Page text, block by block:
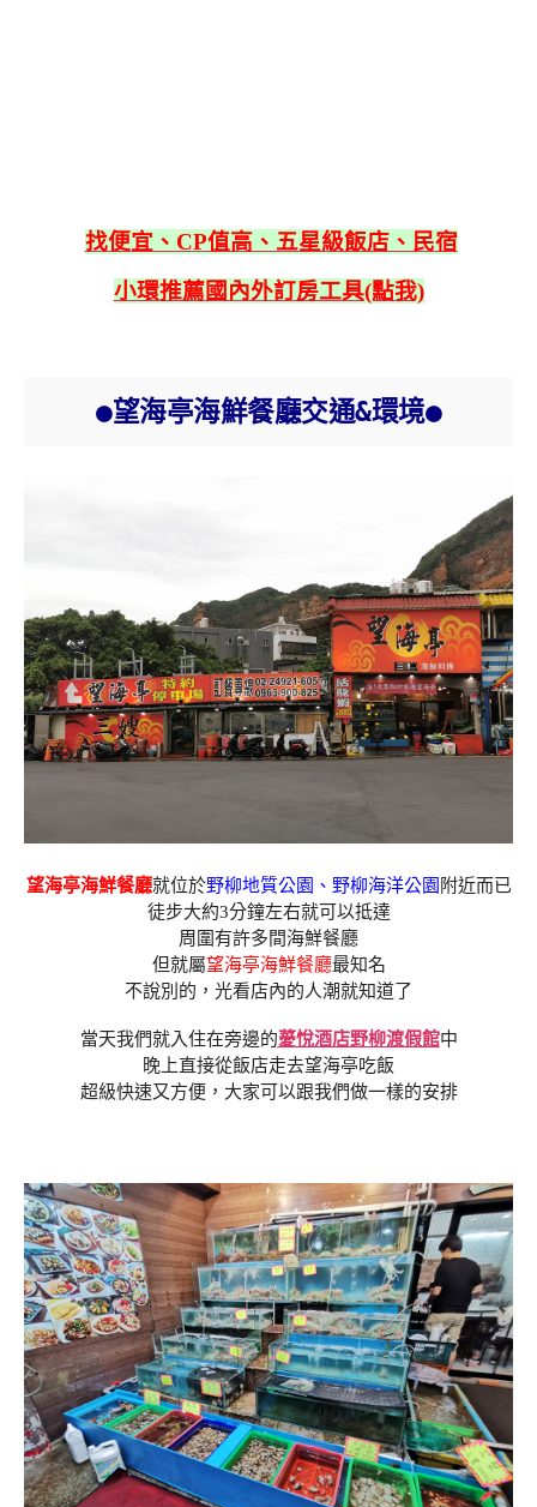
找便宜、CP值高、五星級飯店、民宿
小環推薦國內外訂房工具(點我)
●望海亭海鮮餐廳交通&環境●
望海亭海鮮餐廳就位於野柳地質公園、野柳海洋公園 附近而已
徒步大約3分鐘左右就可以抵達
周圍有許多間海鮮餐廳
但就屬望海亭海鮮餐廳最知名
不說別的，光看店內的人潮就知道了
當天我們就入住在旁邊的薆悅酒店野柳渡假館中
晚上直接從飯店走去望海亭吃飯
超級快速又方便，大家可以跟我們做一樣的安排